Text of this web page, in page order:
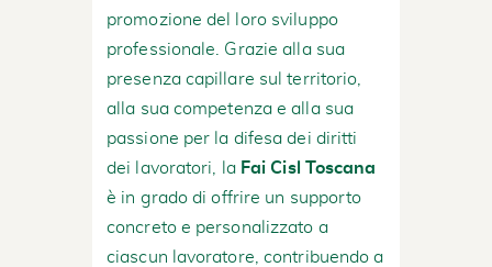
promozione del loro sviluppo
professionale. Grazie alla sua
presenza capillare sul territorio,
alla sua competenza e alla sua
passione per la difesa dei diritti
dei lavoratori, laFai Cisl Toscana
è in grado di offrire un supporto
concreto e personalizzato a
ciascun lavoratore, contribuendo a